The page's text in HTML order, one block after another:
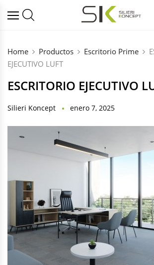
Home Productos Escritorio Prime
EJECUTIVO LUFT
ESCRITORIO EJECUTIVO
Silieri Koncept enero 7, 2025